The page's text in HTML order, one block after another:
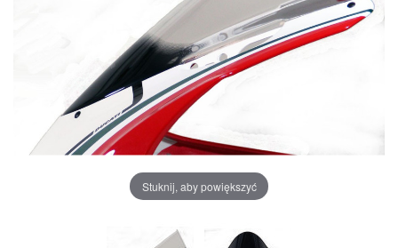
Stuknij, aby powiększyć